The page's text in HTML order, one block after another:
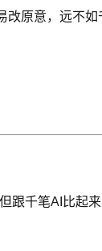
原意，远不
跟千笔AI比起